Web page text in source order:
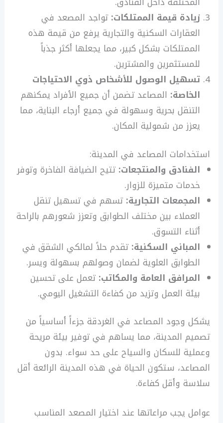
زيادة قيمة الممتلكات: تواجد المصعد في
العقارات السكنية والتجارية يرفع من قيمة هذه
الممتلكات بشكل كبير، مما يجعلها أكثر جذباً
للمستثمرين والمشترين.
تسهيل الوصول للأشخاص ذوي الاحتياجات
الخاصة: المصاعد تضمن أن جميع الأفراد يمكنهم
التنقل بحرية وسهولة في جميع أرجاء البناية، مما
يعزز من شمولية المكان.
استخدامات المصاعد في المدينة:
الفنادق والمنتجعات: تتيح الضيافة الفاخرة وتوفر
خدمات متميزة للزوار.
المجمعات التجارية: تسهم في تسهيل تنقل
العملاء بين مختلف الطوابق وتعزز شعورهم بالراحة
أثناء التسوق.
المباني السكنية: تقدم حلاً لمالكي الشقق في
الطوابق العلوية لضمان وصولهم بسهولة ويسر.
المرافق العامة والمكاتب: تعمل على تحسين
بيئة العمل وتزيد من كفاءة التشغيل اليومي.
يشكل وجود المصاعد في الغردقة جزءاً أساسياً من
تصميم المدينة، مما يساهم في توفير بيئة مريحة
وعملية للسكان والسياح على حد سواء. بدون
المصاعد، ستكون الحياة في هذه المدينة الرائعة أقل
سلاسة وأقل كفاءة.
عوامل يجب مراعاتها عند اختيار المصعد المناسب